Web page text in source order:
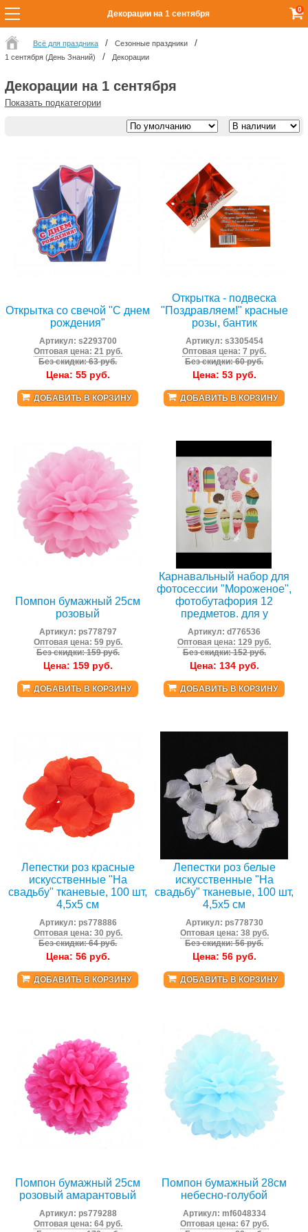
Всё для праздника
Сезонные праздники
1 сентября (День Знаний)
Декорации
Декорации на 1 сентября
Показать подкатегории
Открытка со свечой "С днем
рождения"
Артикул: s2293700
Оптовая цена: 21 руб.
Без скидки: 63 руб.
Цена: 55руб.
ДОБАВИТЬ В КОРЗИНУ
Открытка - подвеска
"Поздравляем!" красные
розы, бантик
Артикул: s3305454
Оптовая цена: 7 руб.
Без скидки: 60 руб.
Цена: 53руб.
ДОБАВИТЬ В КОРЗИНУ
Помпон бумажный 25см
розовый
Артикул: ps778797
Оптовая цена: 59 руб.
Без скидки: 159 руб.
Цена: 159руб.
ДОБАВИТЬ В КОРЗИНУ
Карнавальный набор для
фотосессии "Мороженое",
фотобутафория 12
предметов. для у
Артикул:d776536
Оптовая цена: 129 руб.
Без скидки: 152 руб.
Цена: 134руб.
ДОБАВИТЬ В КОРЗИНУ
Лепестки роз красные
искусственные "На
свадьбу" тканевые, 100 шт,
4,5x5 см
Артикул: ps778886
Оптовая цена: 30 руб.
Без скидки: 64 руб.
Цена: 56руб.
ДОБАВИТЬ В КОРЗИНУ
Лепестки роз белые
искусственные "На
свадьбу" тканевые, 100 шт,
4,5x5 см
Артикул: ps778730
Оптовая цена: 38 руб.
Без скидки: 56 руб.
Цена: 56руб.
ДОБАВИТЬ В КОРЗИНУ
Помпон бумажный 25см
розовый амарантовый
Артикул: ps779288
Оптовая цена: 64 руб.
Помпон бумажный 28см
небесно-голубой
Артикул: mf6048334
Оптовая цена: 67 руб.
Декорации на 1 сентября 0